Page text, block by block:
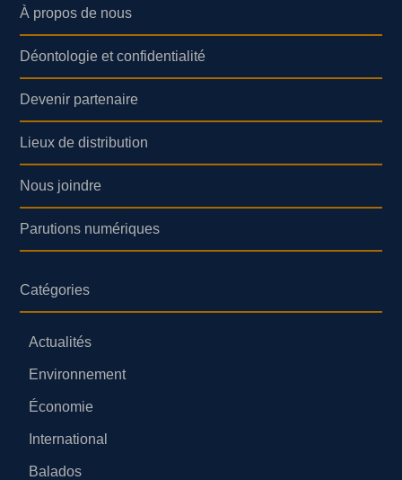
À propos de nous
Déontologie et confidentialité
Devenir partenaire
Lieux de distribution
Nous joindre
Parutions numériques
Catégories
Actualités
Environnement
Économie
International
Balados